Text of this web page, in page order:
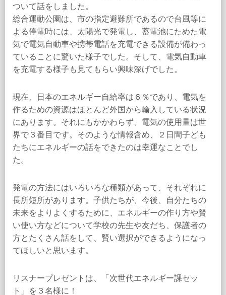
ついて話をしました。
総合運動公園は、市の指定避難所であるので台風等に
よる停電時には、太陽光で発電し、蓄電池にためた電
気で電気自動車や携帯電話を充電できる設備が備わっ
ていることに驚いた様子でした。そして、電気自動車
を充電する様子も見てもらい興味深げでした。
現在、日本のエネルギー自給率は６％であり、電気を
作るための資源はほとんど外国から輸入している状況
にあります。それにもかかわらず、電気の使用量は世
界で３番目です。そのような情報含め、２日間子ども
たちにエネルギーの話をできたのは幸運なことでし
た。
発電の方法にはいろいろな種類があって、それぞれに
長所短所があります。子供たちが、今後、自分たちの
未来をよりよくするために、エネルギーの作り方や賢
い使い方などについて学校の先生や友だち、保護者の
方とたくさん話をして、賢い選択ができるようになっ
てほしいと思います。
リスナープレゼントは、「次世代エネルギー課セッ
ト」を３名様に！